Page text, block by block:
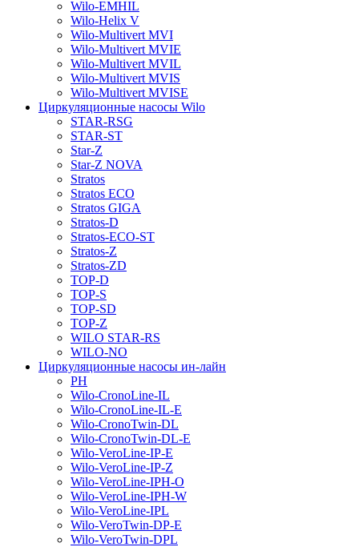
Wilo-EMHIL
Wilo-Helix V
Wilo-Multivert MVI
Wilo-Multivert MVIE
Wilo-Multivert MVIL
Wilo-Multivert MVIS
Wilo-Multivert MVISE
Циркуляционные насосы Wilo
STAR-RSG
STAR-ST
Star-Z
Star-Z NOVA
Stratos
Stratos ECO
Stratos GIGA
Stratos-D
Stratos-ECO-ST
Stratos-Z
Stratos-ZD
TOP-D
TOP-S
TOP-SD
TOP-Z
WILO STAR-RS
WILO-NO
Циркуляционные насосы ин-лайн
PH
Wilo-CronoLine-IL
Wilo-CronoLine-IL-E
Wilo-CronoTwin-DL
Wilo-CronoTwin-DL-E
Wilo-VeroLine-IP-E
Wilo-VeroLine-IP-Z
Wilo-VeroLine-IPH-O
Wilo-VeroLine-IPH-W
Wilo-VeroLine-IPL
Wilo-VeroTwin-DP-E
Wilo-VeroTwin-DPL